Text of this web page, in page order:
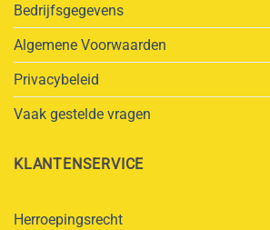
Bedrijfsgegevens
Algemene Voorwaarden
Privacybeleid
Vaak gestelde vragen
KLANTENSERVICE
Herroepingsrecht